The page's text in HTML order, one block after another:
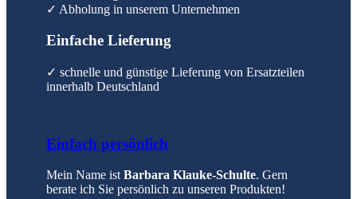
✓ Abholung in unserem Unternehmen
Einfache Lieferung
✓ schnelle und günstige Lieferung von Ersatzteilen
innerhalb Deutschland
Einfach persönlich
Mein Name ist Barbara Klauke-Schulte. Gern
berate ich Sie persönlich zu unseren Produkten!